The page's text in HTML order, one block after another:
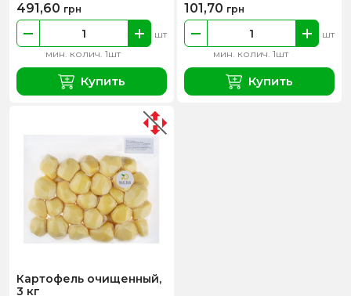
мин. колич. 1шт
шт
491,60 грн
Купить
мин. колич. 1шт
шт
101,70 грн
Купить
Картофель очищенный,
3 кг